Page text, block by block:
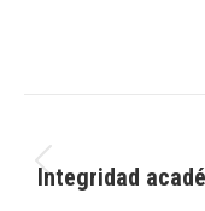
navigation
Integridad